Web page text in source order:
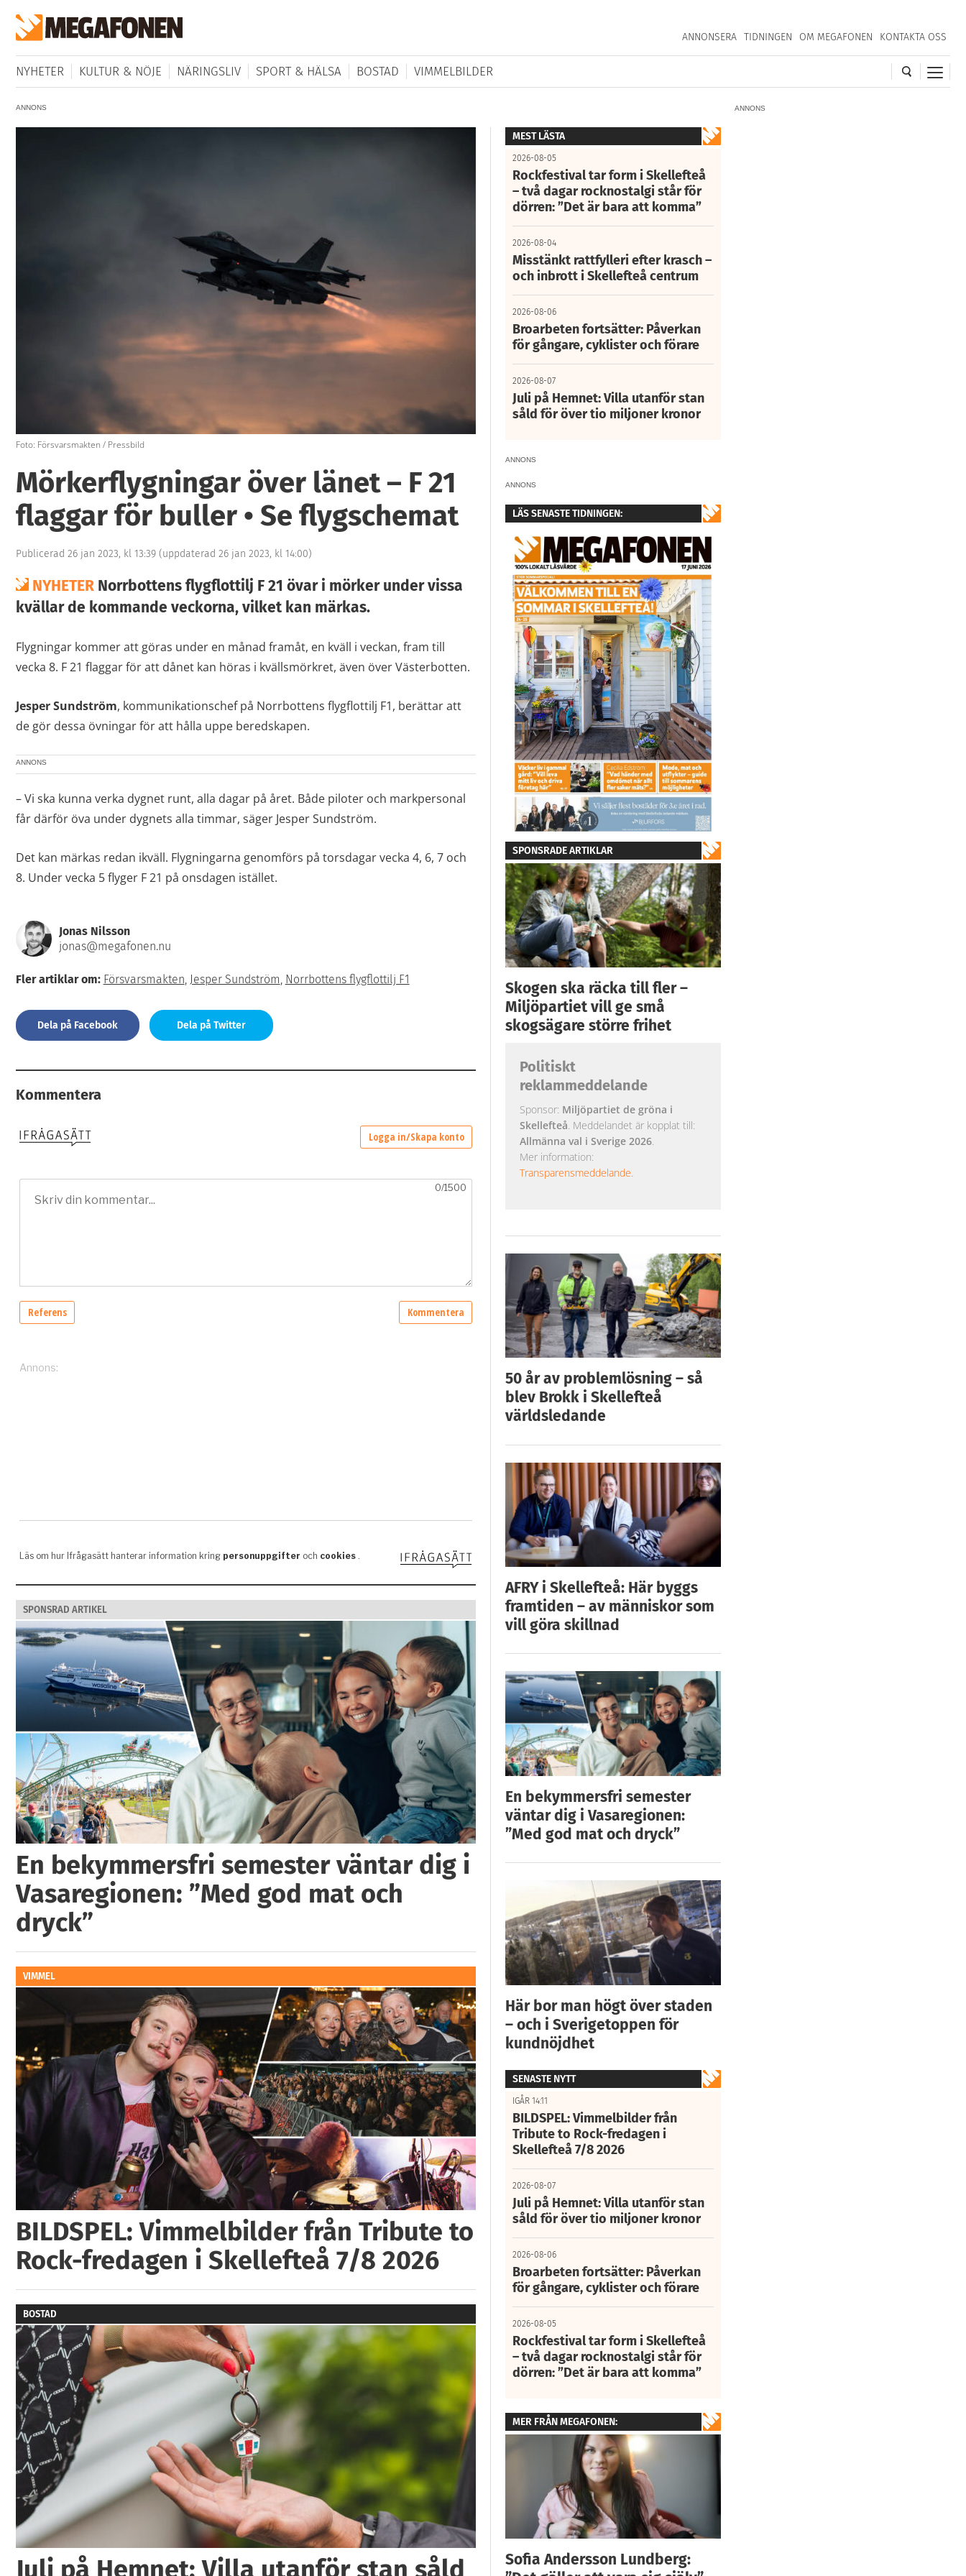
ANNONSERA TIDNINGEN OM MEGAFONEN KONTAKTA OSS
NYHETER KULTUR & NÖJE NÄRINGSLIV SPORT & HÄLSA BOSTAD VIMMELBILDER
ANNONS
ANNONS
Foto: Försvarsmakten / Pressbild
Mörkerflygningar över länet – F 21
flaggar för buller • Se flygschemat
Publicerad 26 jan 2023, kl 13:39 (uppdaterad 26 jan 2023, kl 14:00)
NYHETERNorrbottens flygflottilj F 21 övar i mörker under vissa
kvällar de kommande veckorna, vilket kan märkas.
Flygningar kommer att göras under en månad framåt, en kväll i veckan, fram till
vecka 8. F 21 flaggar för att dånet kan höras i kvällsmörkret, även över Västerbotten.
Jesper Sundström, kommunikationschef på Norrbottens flygflottilj F1, berättar att
de gör dessa övningar för att hålla uppe beredskapen.
ANNONS
– Vi ska kunna verka dygnet runt, alla dagar på året. Både piloter och markpersonal
får därför öva under dygnets alla timmar, säger Jesper Sundström.
Det kan märkas redan ikväll. Flygningarna genomförs på torsdagar vecka 4, 6, 7 och
8. Under vecka 5 flyger F 21 på onsdagen istället.
Jonas Nilsson
jonas@megafonen.nu
Fler artiklar om: Försvarsmakten, Jesper Sundström, Norrbottens flygflottilj F1
Dela på Facebook Dela på Twitter
Kommentera
SPONSRAD ARTIKEL
En bekymmersfri semester väntar dig i
Vasaregionen: ”Med god mat och
dryck”
VIMMEL
BILDSPEL: Vimmelbilder från Tribute to
Rock-fredagen i Skellefteå 7/8 2026
BOSTAD
MEST LÄSTA
2026-08-05
Rockfestival tar form i Skellefteå
– två dagar rocknostalgi står för
dörren: ”Det är bara att komma”
2026-08-04
Misstänkt rattfylleri efter krasch –
och inbrott i Skellefteå centrum
2026-08-06
Broarbeten fortsätter: Påverkan
för gångare, cyklister och förare
2026-08-07
Juli på Hemnet: Villa utanför stan
såld för över tio miljoner kronor
ANNONS
ANNONS
LÄS SENASTE TIDNINGEN:
SPONSRADE ARTIKLAR
Skogen ska räcka till fler –
Miljöpartiet vill ge små
skogsägare större frihet
Politiskt
reklammeddelande
Sponsor: Miljöpartiet de gröna i
Skellefteå. Meddelandet är kopplat till:
Allmänna val i Sverige 2026.
Mer information:
Transparensmeddelande.
50 år av problemlösning – så
blev Brokk i Skellefteå
världsledande
AFRY i Skellefteå: Här byggs
framtiden – av människor som
vill göra skillnad
En bekymmersfri semester
väntar dig i Vasaregionen:
”Med god mat och dryck”
Här bor man högt över staden
– och i Sverigetoppen för
kundnöjdhet
SENASTE NYTT
IGÅR 14:11
BILDSPEL: Vimmelbilder från
Tribute to Rock-fredagen i
Skellefteå 7/8 2026
2026-08-07
Juli på Hemnet: Villa utanför stan
såld för över tio miljoner kronor
2026-08-06
Broarbeten fortsätter: Påverkan
för gångare, cyklister och förare
2026-08-05
Rockfestival tar form i Skellefteå
– två dagar rocknostalgi står för
dörren: ”Det är bara att komma”
MER FRÅN MEGAFONEN:
Sofia Andersson Lundberg: